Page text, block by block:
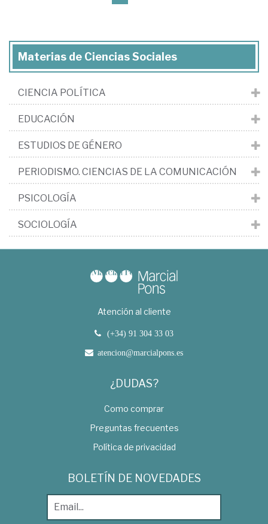
Materias de Ciencias Sociales
CIENCIA POLÍTICA
EDUCACIÓN
ESTUDIOS DE GÉNERO
PERIODISMO. CIENCIAS DE LA COMUNICACIÓN
PSICOLOGÍA
SOCIOLOGÍA
Atención al cliente
(+34) 91 304 33 03
atencion@marcialpons.es
¿DUDAS?
Como comprar
Preguntas frecuentes
Política de privacidad
BOLETÍN DE NOVEDADES